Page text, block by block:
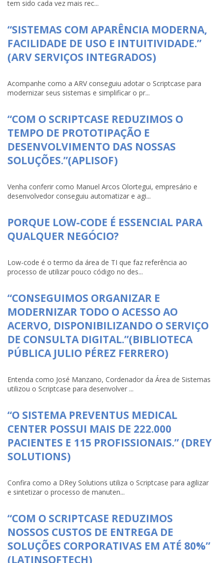
tem sido cada vez mais rec...
“SISTEMAS COM APARÊNCIA MODERNA,
FACILIDADE DE USO E INTUITIVIDADE.”
(ARV SERVIÇOS INTEGRADOS)
Acompanhe como a ARV conseguiu adotar o Scriptcase para
modernizar seus sistemas e simplificar o pr...
“COM O SCRIPTCASE REDUZIMOS O
TEMPO DE PROTOTIPAÇÃO E
DESENVOLVIMENTO DAS NOSSAS
SOLUÇÕES.”(APLISOF)
Venha conferir como Manuel Arcos Olortegui, empresário e
desenvolvedor conseguiu automatizar e agi...
PORQUE LOW-CODE É ESSENCIAL PARA
QUALQUER NEGÓCIO?
Low-code é o termo da área de TI que faz referência ao
processo de utilizar pouco código no des...
“CONSEGUIMOS ORGANIZAR E
MODERNIZAR TODO O ACESSO AO
ACERVO, DISPONIBILIZANDO O SERVIÇO
DE CONSULTA DIGITAL.”(BIBLIOTECA
PÚBLICA JULIO PÉREZ FERRERO)
Entenda como José Manzano, Cordenador da Área de Sistemas
utilizou o Scriptcase para desenvolver ...
“O SISTEMA PREVENTUS MEDICAL
CENTER POSSUI MAIS DE 222.000
PACIENTES E 115 PROFISSIONAIS.” (DREY
SOLUTIONS)
Confira como a DRey Solutions utiliza o Scriptcase para agilizar
e sintetizar o processo de manuten...
“COM O SCRIPTCASE REDUZIMOS
NOSSOS CUSTOS DE ENTREGA DE
SOLUÇÕES CORPORATIVAS EM ATÉ 80%”
(LATINSOFTECH)